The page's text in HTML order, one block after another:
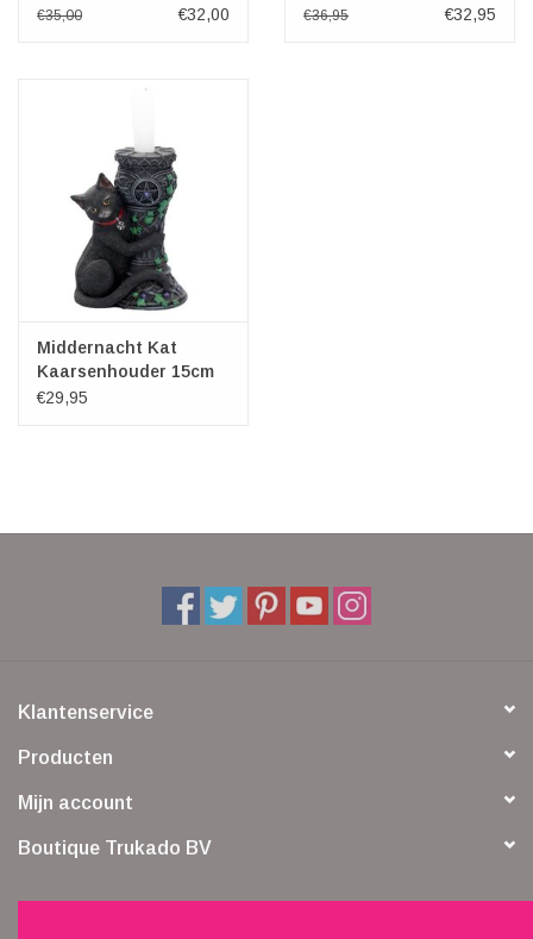
Kat
€35,00 €32,00
(klein)
€36,95 €32,95
Middernacht Kat
Kaarsenhouder 15cm
€29,95
Klantenservice
Producten
Mijn account
Boutique Trukado BV